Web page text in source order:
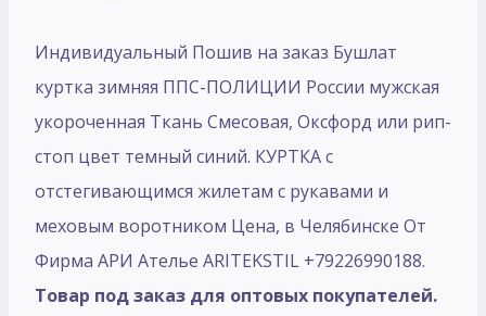
Индивидуальный Пошив на заказ Бушлат
куртка зимняя ППС-ПОЛИЦИИ России мужская
укороченная Ткань Смесовая, Оксфорд или рип-
стоп цвет темный синий. КУРТКА с
отстегивающимся жилетам с рукавами и
меховым воротником Цена, в Челябинске От
Фирма АРИ Ателье ARITEKSTIL +79226990188.
Товар под заказ для оптовых покупателей.